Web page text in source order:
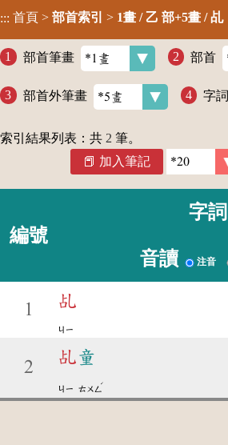
::: 首頁 > 部首索引 > 1畫 / 乙 部+5畫 / 乩
部首筆畫 部首
部首外筆畫 字詞
索引結果列表：共 2 筆。
加入筆記
編號
字詞
音讀 注音
1 乩
ㄐㄧ
2
乩童
ㄐㄧ ㄊㄨㄥ
ˊ